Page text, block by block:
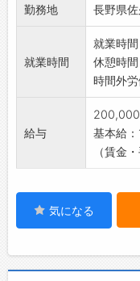
勤務地 長野県
就業時間
就業時間
休憩時
時間外
給与
基本給
（賃金
気になる